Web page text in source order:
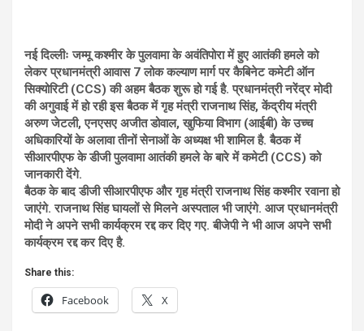
नई दिल्लीः जम्मू कश्मीर के पुलवामा के अवंतिपोरा में हुए आतंकी हमले को
लेकर प्रधानमंत्री आवास 7 लोक कल्याण मार्ग पर कैबिनेट कमेटी ऑन
सिक्योरिटी (CCS) की अहम बैठक शुरू हो गई है. प्रधानमंत्री नरेंद्र मोदी
की अगुवाई में हो रही इस बैठक में गृह मंत्री राजनाथ सिंह, केंद्रीय मंत्री
अरुण जेटली, एनएसए अजीत डोवाल, खुफिया विभाग (आईबी) के उच्च
अधिकारियों के अलावा तीनों सेनाओं के अध्यक्ष भी शामिल है. बैठक में
सीआरपीएफ के डीजी पुलवामा आतंकी हमले के बारे में कमेटी (CCS) को
जानकारी देंगे.
बैठक के बाद डीजी सीआरपीएफ और गृह मंत्री राजनाथ सिंह कश्मीर रवाना हो
जाएंगे. राजनाथ सिंह घायलों से मिलने अस्पताल भी जाएंगे. आज प्रधानमंत्री
मोदी ने अपने सभी कार्यक्रम रद्द कर दिए गए. बीजेपी ने भी आज अपने सभी
कार्यक्रम रद्द कर दिए है.
Share this:
Facebook X